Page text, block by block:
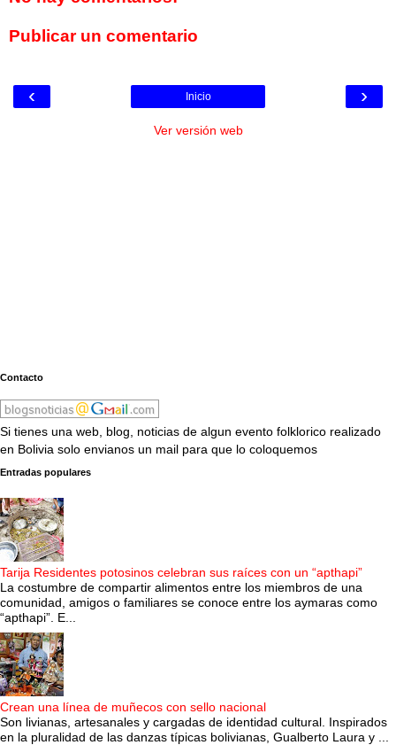
Publicar un comentario
‹ ›
Inicio
Ver versión web
Contacto
Si tienes una web, blog, noticias de algun evento folklorico realizado
en Bolivia solo envianos un mail para que lo coloquemos
Entradas populares
Tarija Residentes potosinos celebran sus raíces con un “apthapi”
La costumbre de compartir alimentos entre los miembros de una
comunidad, amigos o familiares se conoce entre los aymaras como
“apthapi”. E...
Crean una línea de muñecos con sello nacional
Son livianas, artesanales y cargadas de identidad cultural. Inspirados
en la pluralidad de las danzas típicas bolivianas, Gualberto Laura y ...